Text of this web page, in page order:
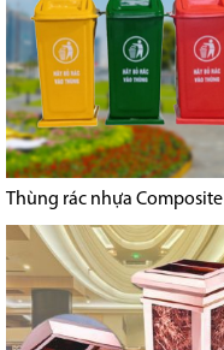
Thùng rác nhựa Composite